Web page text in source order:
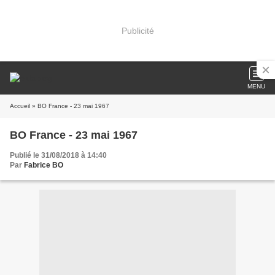
Publicité
MENU
Accueil » BO France - 23 mai 1967
BO France - 23 mai 1967
Publié le 31/08/2018 à 14:40
Par Fabrice BO